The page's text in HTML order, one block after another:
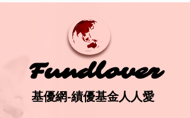
Fundlover
Fundlover
基優網-績優基金人人愛
基優網-績優基金人人愛